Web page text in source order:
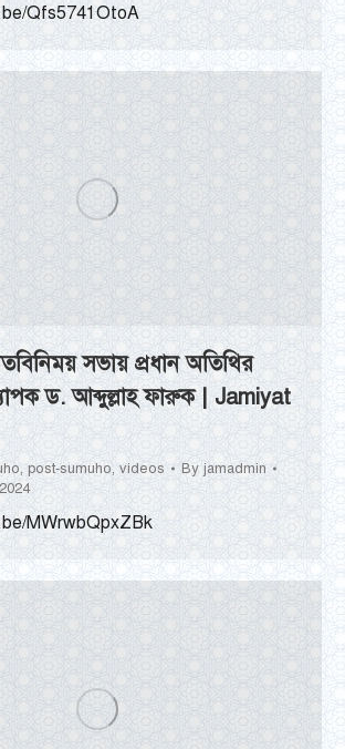
Qfs5741OtoA
সভায় প্রধান অতিথির
ড. আব্দুল্লাহ ফারুক | Jamiyat
, post-sumuho, videos By jamadmin
MWrwbQpxZBk